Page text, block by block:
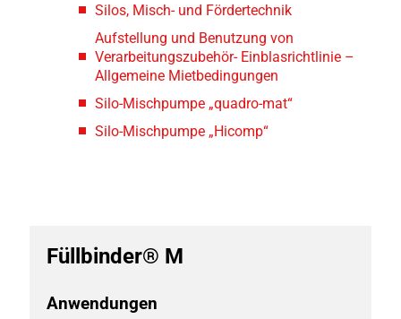
Silos, Misch- und Fördertechnik
Aufstellung und Benutzung von
Verarbeitungszubehör- Einblasrichtlinie –
Allgemeine Mietbedingungen
Silo-Mischpumpe „quadro-mat“
Silo-Mischpumpe „Hicomp“
Füllbinder® M
Anwendungen